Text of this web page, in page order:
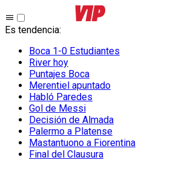
Es tendencia:
Boca 1-0 Estudiantes
River hoy
Puntajes Boca
Merentiel apuntado
Habló Paredes
Gol de Messi
Decisión de Almada
Palermo a Platense
Mastantuono a Fiorentina
Final del Clausura